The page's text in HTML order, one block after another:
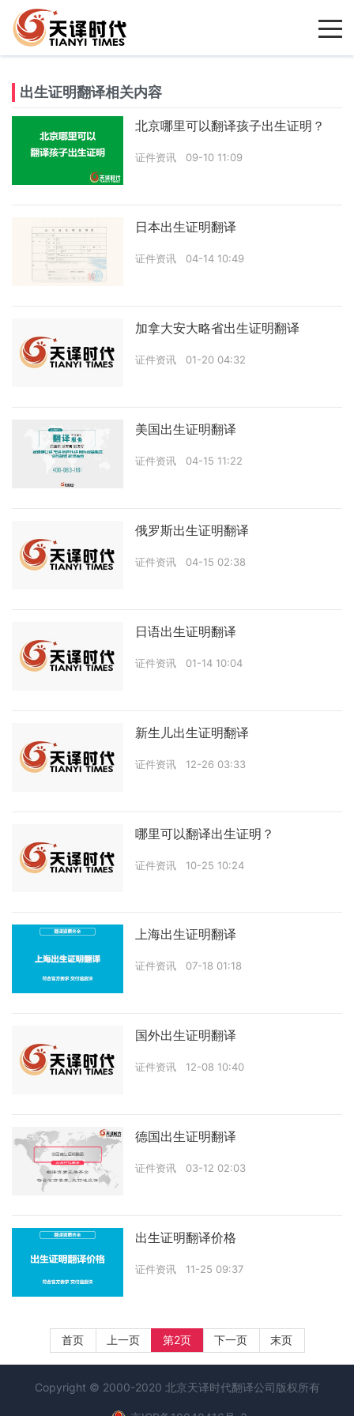
出生证明翻译相关内容
北京哪里可以翻译孩子出生证明？
证件资讯 09-10 11:09
日本出生证明翻译
证件资讯 04-14 10:49
加拿大安大略省出生证明翻译
证件资讯 01-20 04:32
美国出生证明翻译
证件资讯 04-15 11:22
俄罗斯出生证明翻译
证件资讯 04-15 02:38
日语出生证明翻译
证件资讯 01-14 10:04
新生儿出生证明翻译
证件资讯 12-26 03:33
哪里可以翻译出生证明？
证件资讯 10-25 10:24
上海出生证明翻译
证件资讯 07-18 01:18
国外出生证明翻译
证件资讯 12-08 10:40
德国出生证明翻译
证件资讯 03-12 02:03
出生证明翻译价格
证件资讯 11-25 09:37
首页 上一页 第2页 下一页 末页
Copyright © 2000-2020 北京天译时代翻译公司版权所有